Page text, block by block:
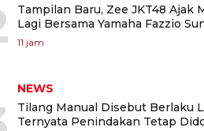
Tampilan Baru, Zee JKT48 Ajak
Lagi Bersama Yamaha Fazzio
11 jam
NEWS
Tilang Manual Disebut Berlaku
Ternyata Penindakan Tetap